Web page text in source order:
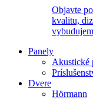
Objavte
kvalitu,
Panely
Akustické
Dvere
Hörmann